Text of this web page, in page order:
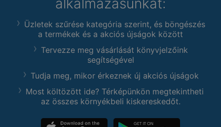
alkalmazásunkat:
Üzletek szűrése kategória szerint, és böngészés
a termékek és a akciós újságok között
Tervezze meg vásárlását könyvjelzőink
segítségével
Tudja meg, mikor érkeznek új akciós újságok
Most költözött ide? Térképünkön megtekintheti
az összes környékbeli kiskereskedőt.